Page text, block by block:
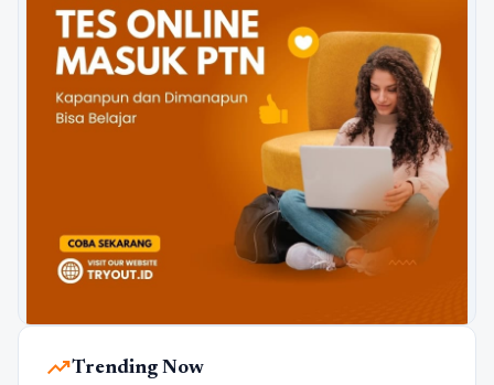
trending_upTrending Now